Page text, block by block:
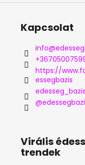
Kapcsolat
info@
https://
essegbazis
Virális
trendek